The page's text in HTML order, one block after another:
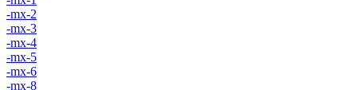
-mx-2
-mx-3
-mx-4
-mx-5
-mx-6
-mx-8